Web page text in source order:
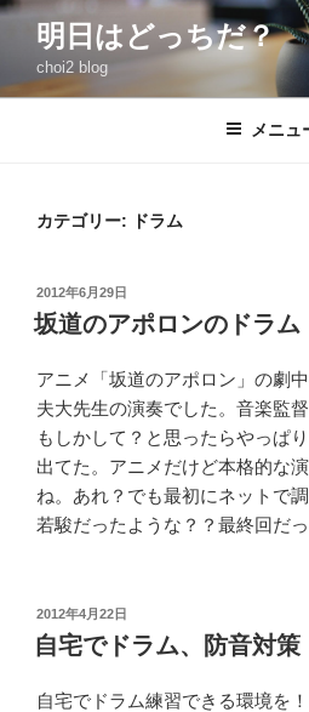
コ
ン
明日はどっちだ？
choi2 blog
メニュ
カテゴリー: ドラム
投
稿
日:
2012年6月29日
坂道のアポロンのドラム
アニメ「坂道のアポロン」の劇
夫大先生の演奏でした。音楽監
もしかして？と思ったらやっぱ
出てた。アニメだけど本格的な
ね。あれ？でも最初にネットで
若駿だったような？？最終回だ
投
稿
日:
2012年4月22日
自宅でドラム、防音対策
自宅でドラム練習できる環境を